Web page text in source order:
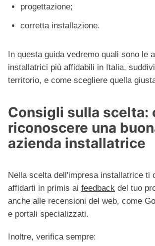
progettazione;
corretta installazione.
In questa guida vedremo quali sono le
installatrici più affidabili in Italia,
territorio, e come scegliere quella
Consigli sulla scelta:
riconoscere una
azienda installatrice
Nella scelta dell'impresa installatrice ti
affidarti in primis ai feedback del tuo
anche alle recensioni del web, come
e portali specializzati.
Inoltre, verifica sempre: